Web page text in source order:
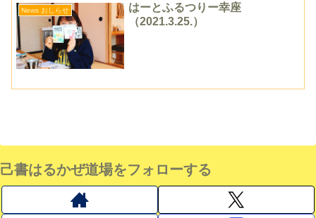
News おしらせ
はーとふるつりー幸座
（2021.3.25.）
己書はるかぜ道場をフォローする